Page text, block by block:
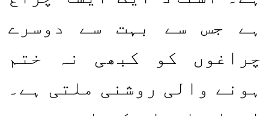
ہے جس سے بہت سے دوسرے
چراغوں کو کبھی نہ ختم
ہونے والی روشنی ملتی ہے۔